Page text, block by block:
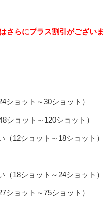
さらにプラス割引がございま
ット～30ショット）
ョット～120ショット）
12ショット～18ショット）
ョット～24ショット）
ット～75ショット）